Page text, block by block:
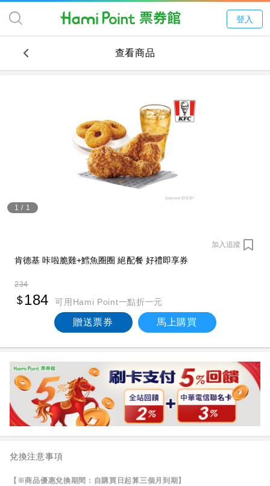
登入
查看商品
1 / 1
加入追蹤
肯德基 咔啦脆雞+鱈魚圈圈 絕配餐 好禮即享券
234
184 可用Hami Point一點折一元
贈送票券 馬上購買
兌換注意事項
【※商品優惠兌換期間：自購買日起算三個月到期】